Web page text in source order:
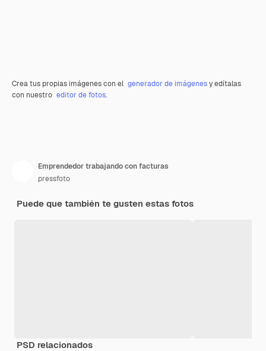
Crea tus propias imágenes con el generador de imágenesy edítalas
con nuestro editor de fotos.
Emprendedor trabajando con facturas
pressfoto
Puede que también te gusten estas fotos
PSD relacionados